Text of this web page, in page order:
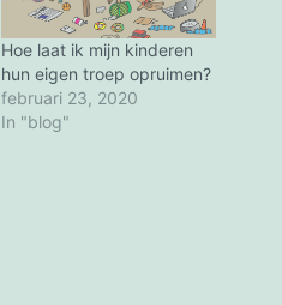
Hoe laat ik mijn kinderen
hun eigen troep opruimen?
februari 23, 2020
In "blog"